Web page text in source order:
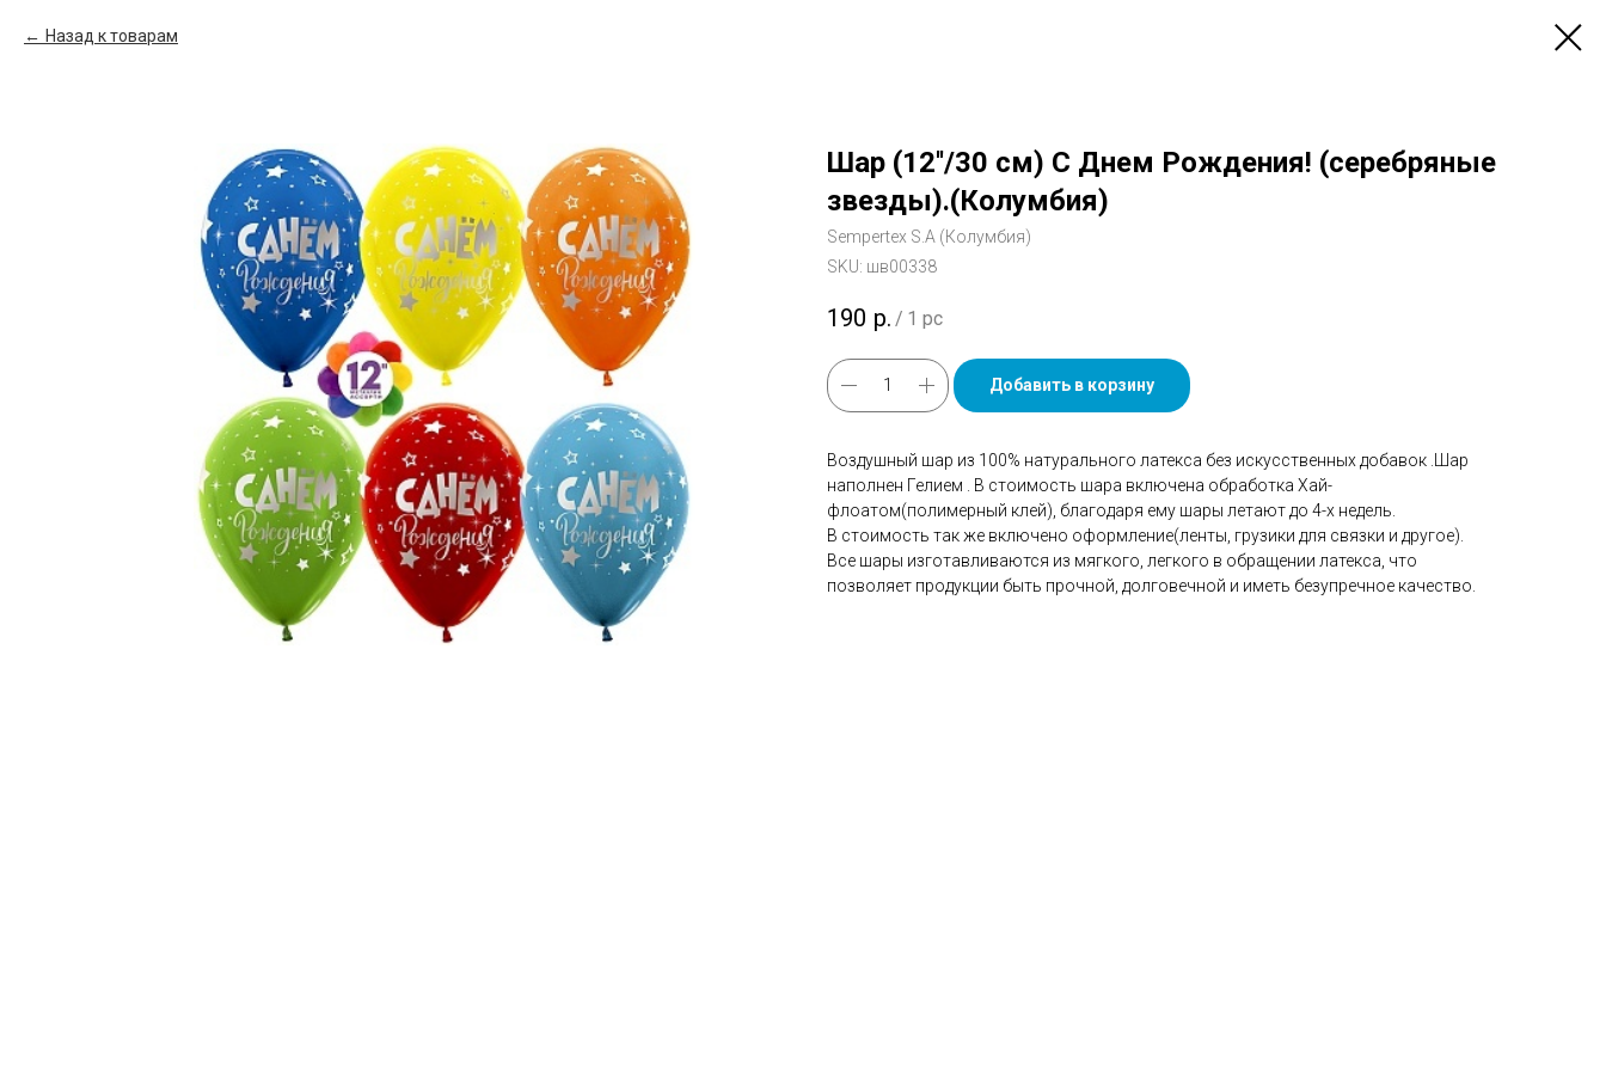
Назад к товарам
Шар (12''/30 см) С Днем Рождения! (серебряные
звезды).(Колумбия)
Sempertex S.A (Колумбия)
SKU: шв00338
190 р. / 1 pc
Добавить в корзину
Воздушный шар из 100% натурального латекса без искусственных добавок .Шар
наполнен Гелием . В стоимость шара включена обработка Хай-
флоатом(полимерный клей), благодаря ему шары летают до 4-х недель.
В стоимость так же включено оформление(ленты, грузики для связки и другое).
Все шары изготавливаются из мягкого, легкого в обращении латекса, что
позволяет продукции быть прочной, долговечной и иметь безупречное качество.